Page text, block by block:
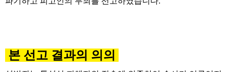
본 선고 결과의 의의